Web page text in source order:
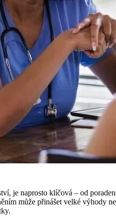
je naprosto klíčová – od
může přinášet velké výhody